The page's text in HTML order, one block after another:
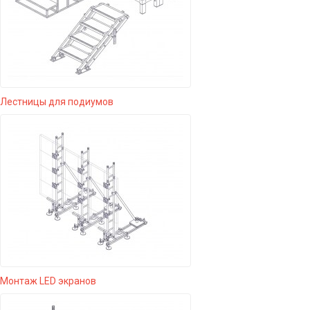
Лестницы для подиумов
Монтаж LED экранов